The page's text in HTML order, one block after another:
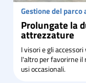
Gestione del
Prolungate la
attrezzature
I visori e gli
l'altro per favorirne il
usi occasionali.